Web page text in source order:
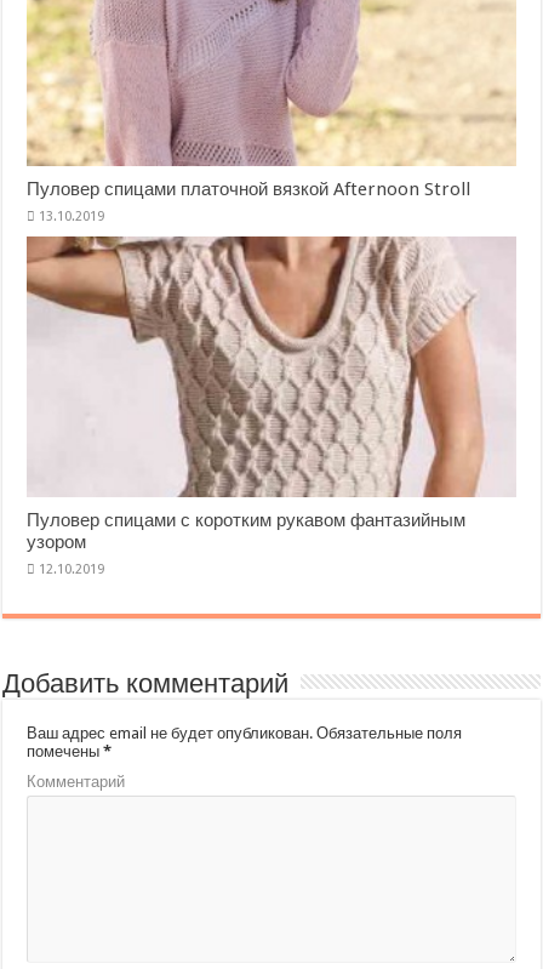
Пуловер спицами платочной вязкой Afternoon Stroll
Пуловер спицами с коротким рукавом фантазийным
узором
Добавить комментарий
Ваш адрес email не будет опубликован. Обязательные поля
помечены*
Комментарий